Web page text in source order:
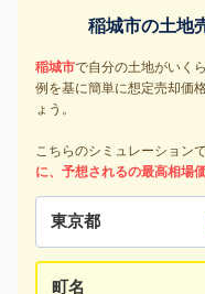
稲城市の土地
稲城市で自分の土地がいく
例を基に簡単に想定売却価
ょう。
こちらのシミュレーションで
に、予想されるの最高相場